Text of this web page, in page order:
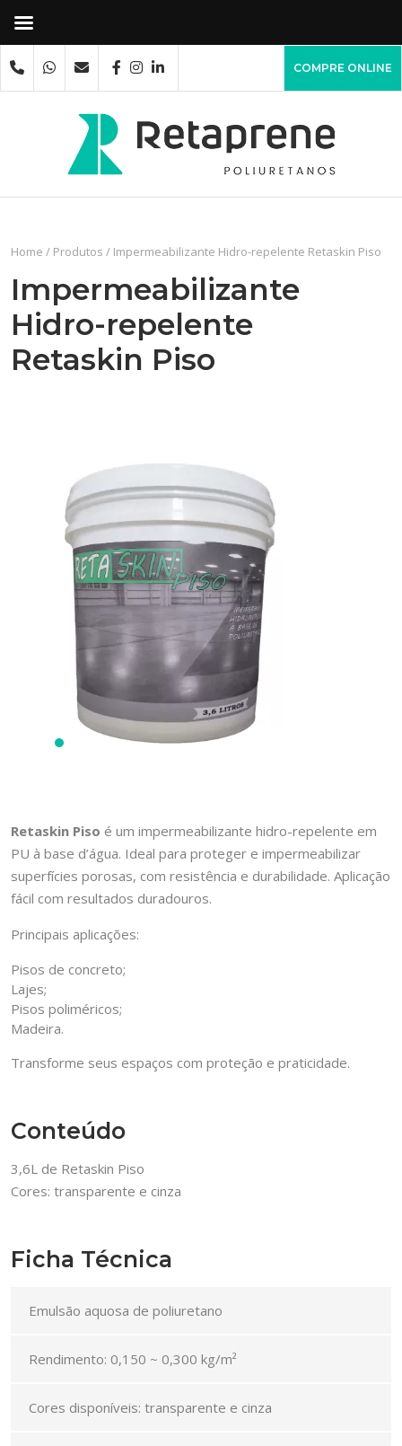
COMPRE ONLINE
Home / Produtos / Impermeabilizante Hidro-repelente Retaskin Piso
Impermeabilizante
Hidro-repelente
Retaskin Piso
Retaskin Piso é um impermeabilizante hidro-repelente em
PU à base d’água. Ideal para proteger e impermeabilizar
superfícies porosas, com resistência e durabilidade. Aplicação
fácil com resultados duradouros.
Principais aplicações:
Pisos de concreto;
Lajes;
Pisos poliméricos;
Madeira.
Transforme seus espaços com proteção e praticidade.
Conteúdo
3,6L de Retaskin Piso
Cores: transparente e cinza
Ficha Técnica
Emulsão aquosa de poliuretano
Rendimento: 0,150 ~ 0,300 kg/m²
Cores disponíveis: transparente e cinza